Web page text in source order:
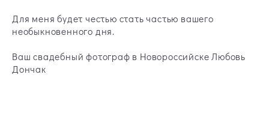
Для меня будет честью стать частью вашего
необыкновенного дня.
Ваш свадебный фотограф в Новороссийске Любовь
Дончак